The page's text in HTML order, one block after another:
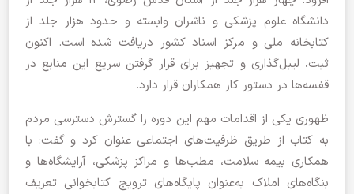
دانشگاه علوم پزشکی و ناشران وابسته و حدود هزار جلد از
کتابخانه ملی و مرکز اسناد کشور دریافت شده است. اکنون
ثبت، لیبل‌گذاری و تجهیز برای قرار گرفتن سریع این منابع در
قفسه‌ها در دستور کار همکاران قرار دارد.
ظهوری یکی از اقدامات مهم این دوره را گسترش دسترسی مردم
به کتاب از طریق ظرفیت‌های اجتماعی عنوان کرد و گفت: با
همکاری بیمه سلامت، مطب‌ها و مراکز پزشکی، آرایشگاه‌ها و
بنگاه‌های املاک به‌عنوان پایگاه‌های ترویج کتابخوانی تعریف